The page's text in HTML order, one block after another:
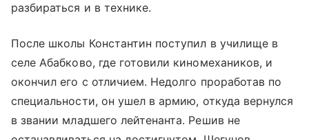
разбираться и в технике.
После школы Константин поступил в училище в
селе Абабково, где готовили киномехаников, и
окончил его с отличием. Недолго проработав по
специальности, он ушел в армию, откуда вернулся
в звании младшего лейтенанта. Решив не